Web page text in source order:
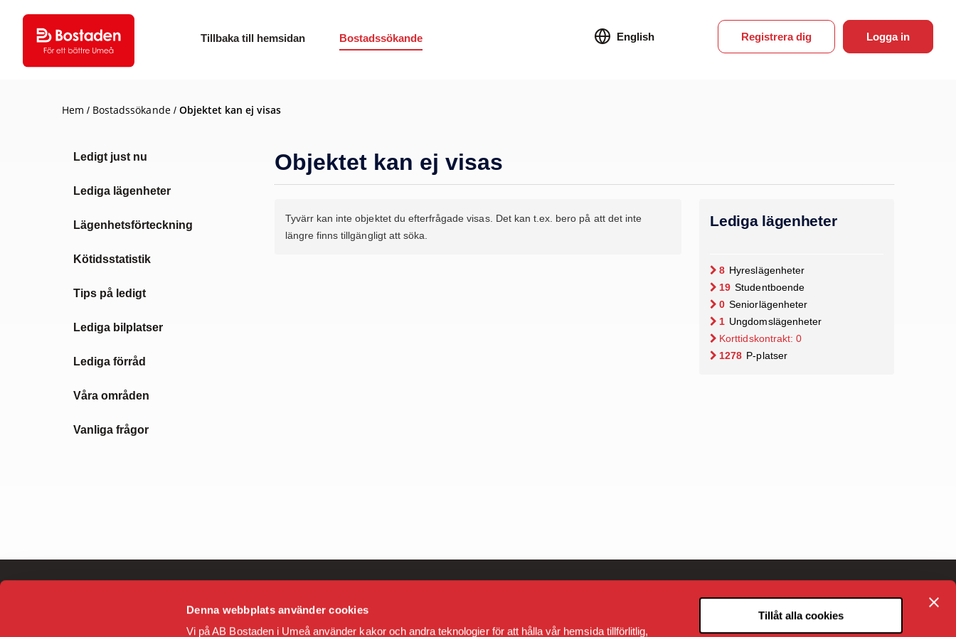
Denna webbplats använder cookies
Vi på AB Bostaden i Umeå använder kakor och andra teknologier för att hålla vår hemsida tillförlitlig,
Tillåt alla cookies
Tillbaka till hemsidan Bostadssökande Logga in
Registrera dig
English
Hem / Bostadssökande / Objektet kan ej visas
Ledigt just nu
Lediga lägenheter
Lägenhetsförteckning
Kötidsstatistik
Tips på ledigt
Lediga bilplatser
Lediga förråd
Våra områden
Vanliga frågor
Objektet kan ej visas
Tyvärr kan inte objektet du efterfrågade visas. Det kan t.ex. bero på att det inte
längre finns tillgängligt att söka.
Lediga lägenheter
8 Hyres­lägenheter
19 Student­boende
0 Senior­lägenheter
1 Ungdoms­lägenheter
Korttidskontrakt: 0
1278 P-platser